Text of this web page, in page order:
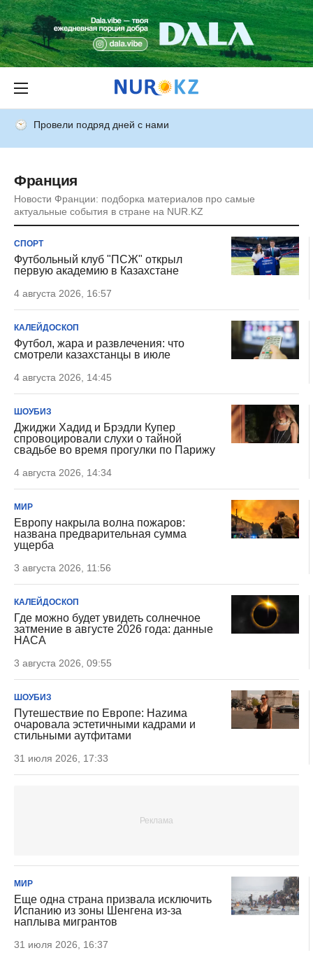
Провели подряд дней с нами
Франция
Новости Франции: подборка материалов про самые
актуальные события в стране на NUR.KZ
СПОРТ
Футбольный клуб "ПСЖ" открыл
первую академию в Казахстане
4 августа 2026, 16:57
КАЛЕЙДОСКОП
Футбол, жара и развлечения: что
смотрели казахстанцы в июле
4 августа 2026, 14:45
ШОУБИЗ
Джиджи Хадид и Брэдли Купер
спровоцировали слухи о тайной
свадьбе во время прогулки по Парижу
4 августа 2026, 14:34
МИР
Европу накрыла волна пожаров:
названа предварительная сумма
ущерба
3 августа 2026, 11:56
КАЛЕЙДОСКОП
Где можно будет увидеть солнечное
затмение в августе 2026 года: данные
НАСА
3 августа 2026, 09:55
ШОУБИЗ
Путешествие по Европе: Наzима
очаровала эстетичными кадрами и
стильными аутфитами
31 июля 2026, 17:33
МИР
Еще одна страна призвала исключить
Испанию из зоны Шенгена из-за
наплыва мигрантов
31 июля 2026, 16:37